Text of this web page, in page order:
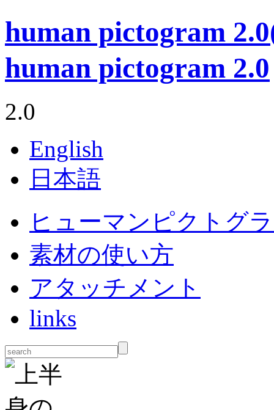
human pictogram
human pictogram 2.0
2.0
English
日本語
ヒューマンピクトグ
素材の使い方
アタッチメント
links